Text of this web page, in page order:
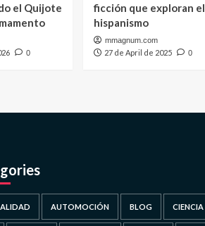
el Quijote
0
ficción que exploran el
hispanismo
mmagnum.com
27 de April de 2025 0
AUTOMOCIÓN BLOG CIENCIA